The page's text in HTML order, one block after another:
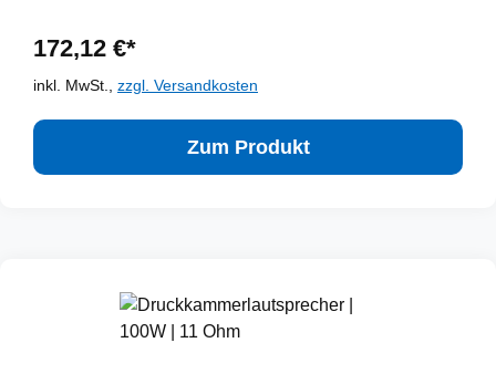
172,12 €*
inkl. MwSt., zzgl. Versandkosten
Zum Produkt